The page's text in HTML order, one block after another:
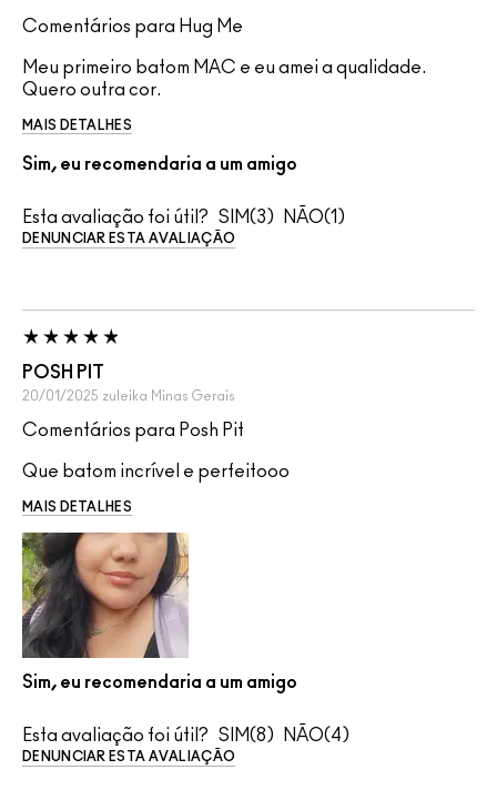
Comentários para Hug Me
Meu primeiro batom MAC e eu amei a qualidade.
Quero outra cor.
MAIS DETALHES
Sim, eu recomendaria a um amigo
Esta avaliação foi útil? 3 1
DENUNCIAR ESTA AVALIAÇÃO
POSH PIT
20/01/2025 zuleika Minas Gerais
Comentários para Posh Pit
Que batom incrível e perfeitooo
MAIS DETALHES
Sim, eu recomendaria a um amigo
Esta avaliação foi útil? 8 4
DENUNCIAR ESTA AVALIAÇÃO